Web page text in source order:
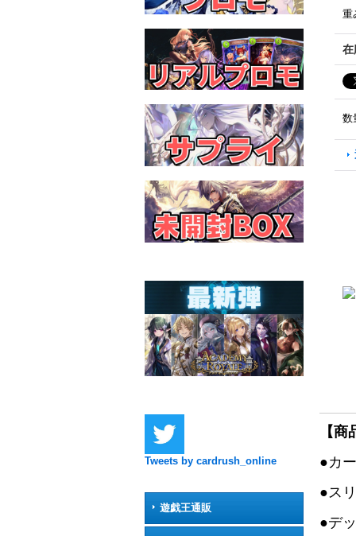
Tweets by cardrush_online
遊戯王通販
重
在
数
【
●カ
●ス
●デ